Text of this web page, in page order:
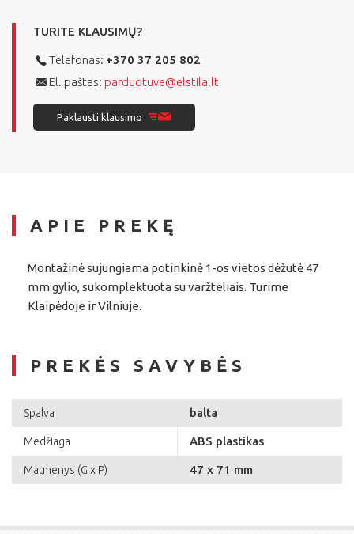
TURITE KLAUSIMŲ?
Telefonas: +370 37 205 802
El. paštas: parduotuve@elstila.lt
Paklausti klausimo
APIE PREKĘ
Montažinė sujungiama potinkinė 1-os vietos dėžutė 47
mm gylio, sukomplektuota su varžteliais. Turime
Klaipėdoje ir Vilniuje.
PREKĖS SAVYBĖS
Spalva balta
Medžiaga ABS plastikas
Matmenys (G x P) 47 x 71 mm